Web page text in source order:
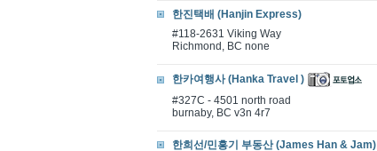
한진택배 (Hanjin Express)
#118-2631 Viking Way
Richmond, BC none
한카여행사 (Hanka Travel )
#327C - 4501 north road
burnaby, BC v3n 4r7
한희선/민흥기 부동산 (James Han & Jam)